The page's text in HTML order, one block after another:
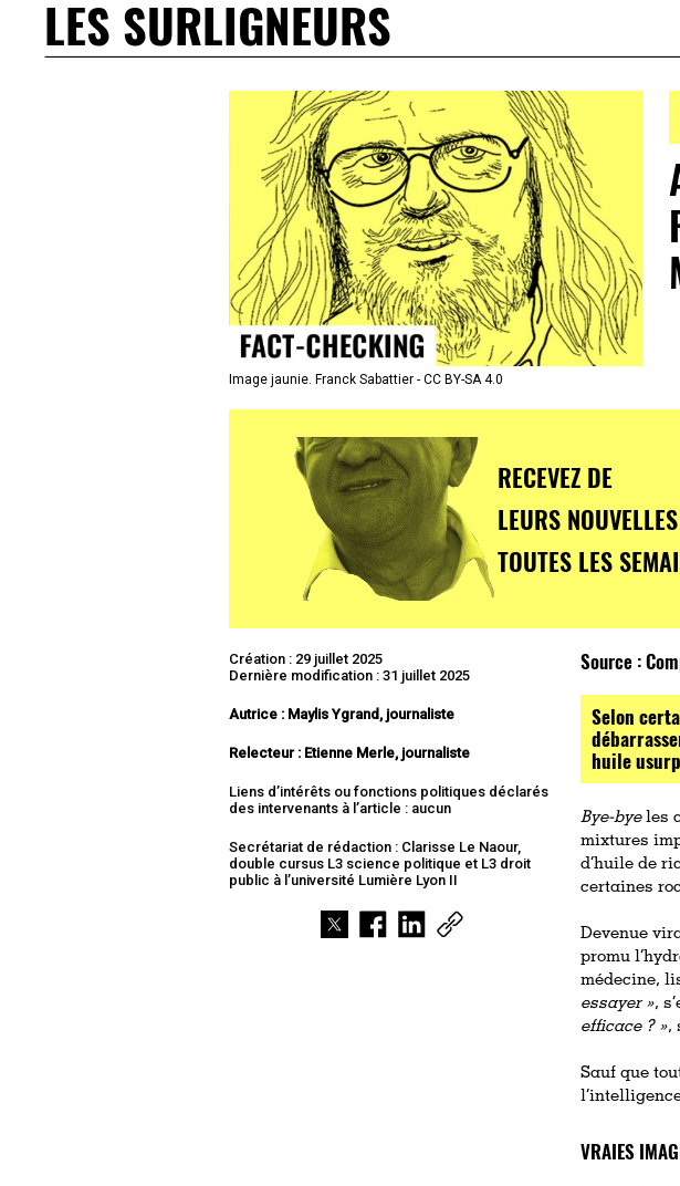
LES SURLIGNEURS
Image jaunie. Franck Sabattier - CC BY-SA 4.0
RECEVEZ DE
LEURS NOUVELLES
TOUTES LES
Création : 29 juillet 2025
Dernière modification : 31 juillet 2025
Autrice : Maylis Ygrand, journaliste
Relecteur : Etienne Merle, journaliste
Liens d’intérêts ou fonctions politiques déclarés
des intervenants à l’article : aucun
Secrétariat de rédaction : Clarisse Le Naour,
double cursus L3 science politique et L3 droit
public à l’université Lumière Lyon II
Source :
Selon
huile
Bye-byeles
mixtures
d’huile de
certaines
Devenue
promu
médecine,
essayer »,
efficace ? »,
Sauf que
VRAIES